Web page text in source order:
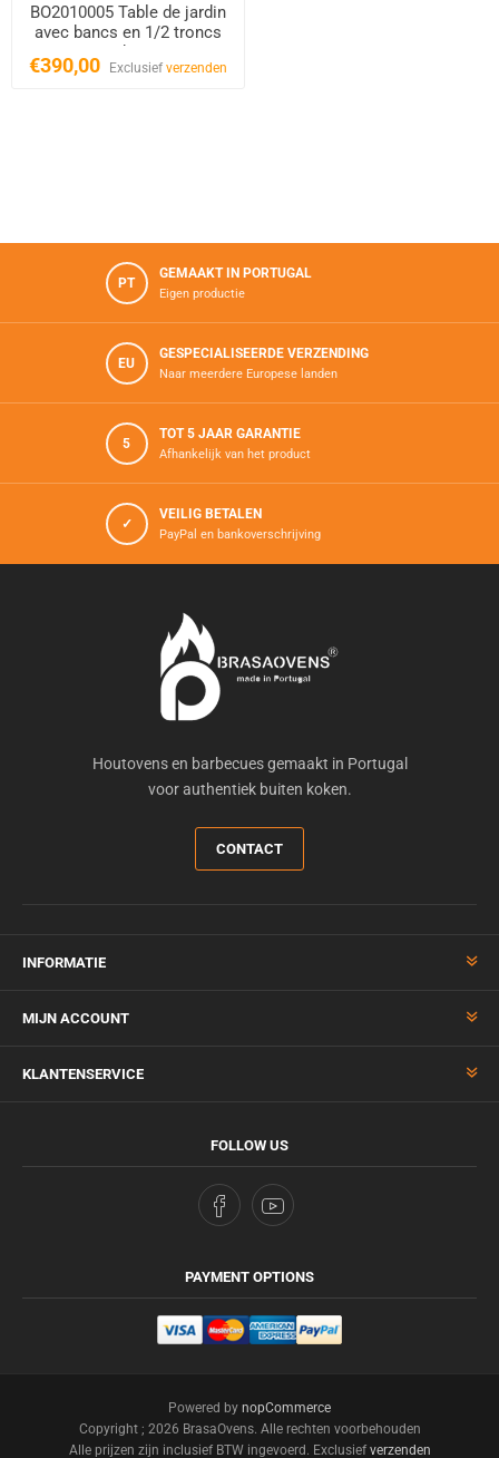
BO2010005 Table de jardin
avec bancs en 1/2 troncs
en bois
€390,00 Exclusief verzenden
PT
GEMAAKT IN PORTUGAL
Eigen productie
EU
GESPECIALISEERDE VERZENDING
Naar meerdere Europese landen
5
TOT 5 JAAR GARANTIE
Afhankelijk van het product
✓
VEILIG BETALEN
PayPal en bankoverschrijving
Houtovens en barbecues gemaakt in Portugal
voor authentiek buiten koken.
CONTACT
INFORMATIE
MIJN ACCOUNT
KLANTENSERVICE
FOLLOW US
PAYMENT OPTIONS
Powered by nopCommerce
Copyright ; 2026 BrasaOvens. Alle rechten voorbehouden
Alle prijzen zijn inclusief BTW ingevoerd. Exclusief verzenden